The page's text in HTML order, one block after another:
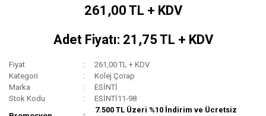
261,00 TL + KDV
Adet Fiyatı: 21,75 TL + KDV
Fiyat
261,00 TL + KDV
Kategori
Kolej Çorap
Marka
ESİNTİ
Stok Kodu
ESİNTİ11-98
7.500 TL Üzeri %10 İndirim ve Ücretsiz